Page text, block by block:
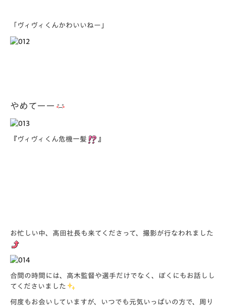
「 ヴィヴィくんかわいいねー 」
やめてーー
『ヴィヴィくん危機一髪 』
お忙しい中、髙田社長も来てくださって、撮影が行なわれました
合間の時間には、高木監督や選手だけでなく、ぼくにもお話しし
てくださいました
何度もお会いしていますが、いつでも元気いっぱいの方で、周り